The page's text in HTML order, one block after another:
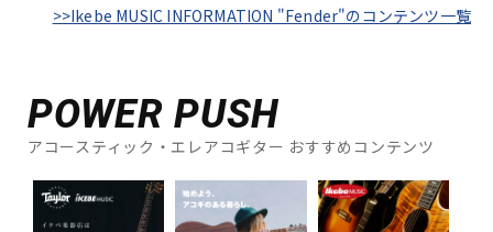
>>Ikebe MUSIC INFORMATION "Fender"のコンテンツ一覧
POWER PUSH
アコースティック・エレアコギター おすすめコンテンツ